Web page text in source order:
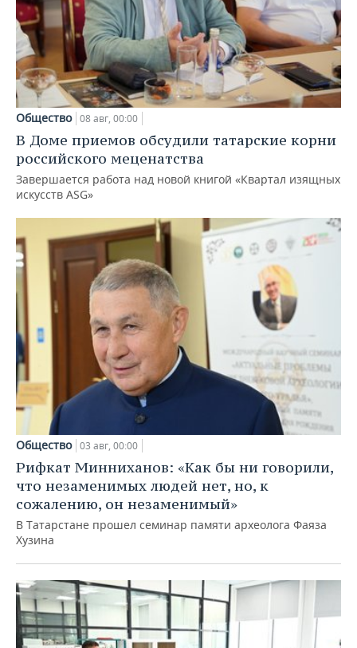
Общество 08 авг, 00:00
В Доме приемов обсудили татарские корни
российского меценатства
Завершается работа над новой книгой «Квартал изящных
искусств ASG»
Общество 03 авг, 00:00
Рифкат Минниханов: «Как бы ни говорили,
что незаменимых людей нет, но, к
сожалению, он незаменимый»
В Татарстане прошел семинар памяти археолога Фаяза
Хузина